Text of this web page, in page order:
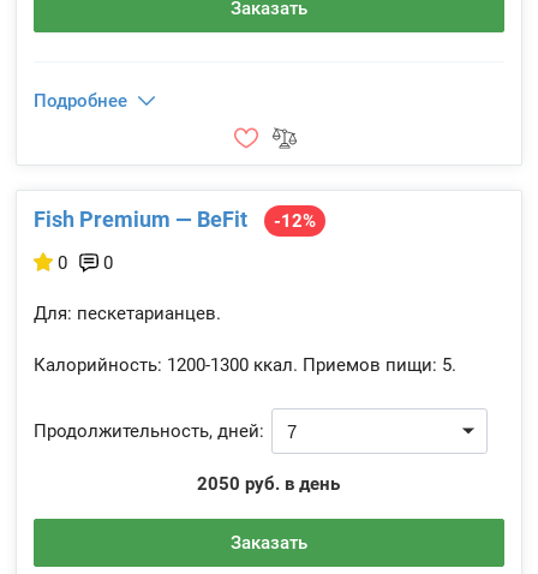
Заказать
Подробнее
Fish Premium — BeFit
-12%
0
0
Для: пескетарианцев.
Калорийность: 1200-1300 ккал. Приемов пищи: 5.
Продолжительность, дней:
2050 руб. в день
Заказать